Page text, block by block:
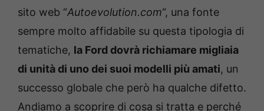
sito web “Autoevolution.com“, una fonte
sempre molto affidabile su questa tipologia di
tematiche, la Ford dovrà richiamare migliaia
di unità di uno dei suoi modelli più amati, un
successo globale che però ha qualche difetto.
Andiamo a scoprire di cosa si tratta e perché